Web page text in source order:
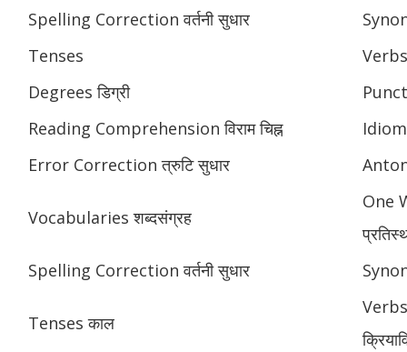
Spelling Correction वर्तनी सुधार
Tenses
Degrees डिग्री
Reading Comprehension विराम चिह्न
Error Correction त्रुटि सुधार
Vocabularies शब्दसंग्रह
One
Spelling Correction वर्तनी सुधार
Tenses काल